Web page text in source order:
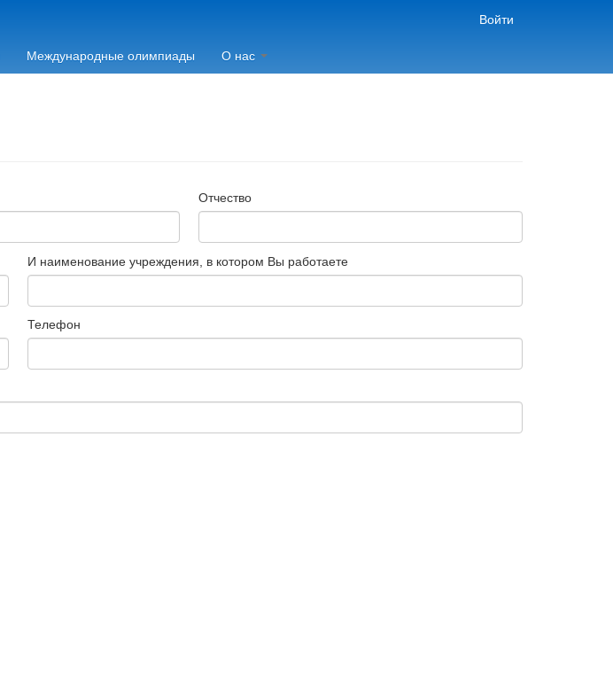
Войти
Международные олимпиады О нас
Отчество
И наименование учреждения, в котором Вы работаете
Телефон